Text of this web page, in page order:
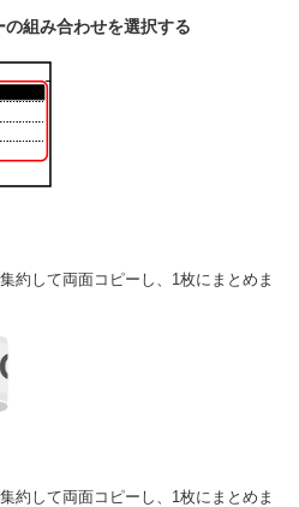
組み合わせを選択する
約して両面コピーし、1枚にまとめま
約して両面コピーし、1枚にまとめま